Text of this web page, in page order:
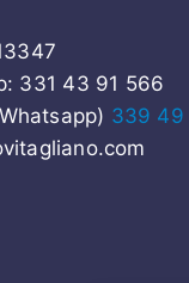
331 43 91 566
339 49